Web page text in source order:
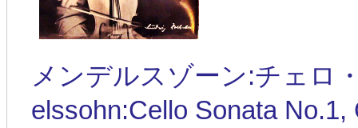
メンデルスゾーン:チェロ
elssohn:Cello Sonata No.1,